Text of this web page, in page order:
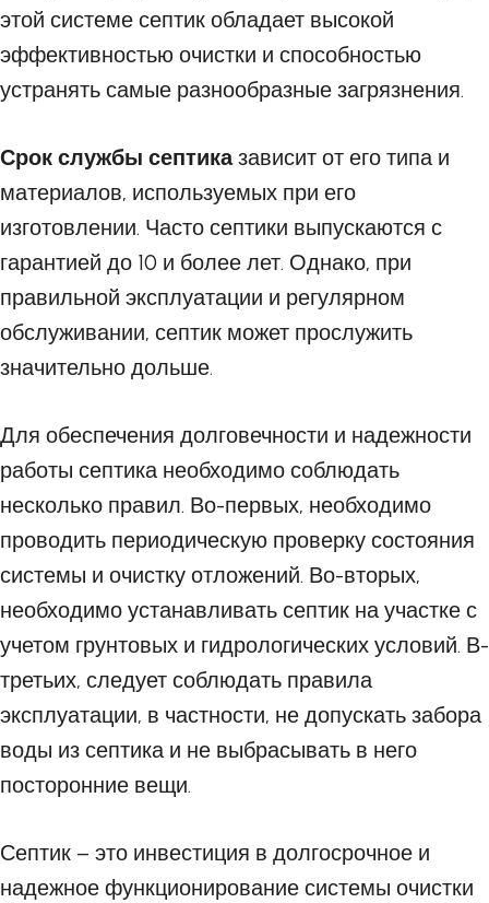
этой системе септик обладает высокой
эффективностью очистки и способностью
устранять самые разнообразные загрязнения.
Срок службы септиказависит от его типа и
материалов, используемых при его
изготовлении. Часто септики выпускаются с
гарантией до 10 и более лет. Однако, при
правильной эксплуатации и регулярном
обслуживании, септик может прослужить
значительно дольше.
Для обеспечения долговечности и надежности
работы септика необходимо соблюдать
несколько правил. Во-первых, необходимо
проводить периодическую проверку состояния
системы и очистку отложений. Во-вторых,
необходимо устанавливать септик на участке с
учетом грунтовых и гидрологических условий. В-
третьих, следует соблюдать правила
эксплуатации, в частности, не допускать забора
воды из септика и не выбрасывать в него
посторонние вещи.
Септик – это инвестиция в долгосрочное и
надежное функционирование системы очистки